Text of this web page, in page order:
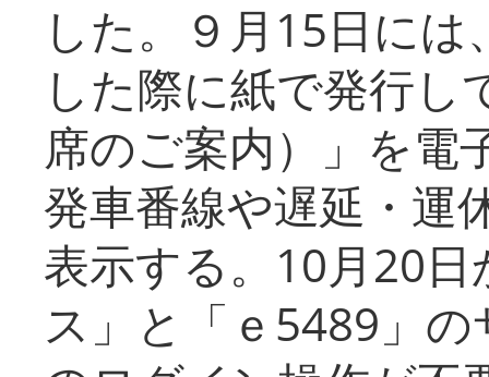
した。９月15日に
した際に紙で発行し
席のご案内）」を電
発車番線や遅延・運
表示する。10月20
ス」と「ｅ5489」